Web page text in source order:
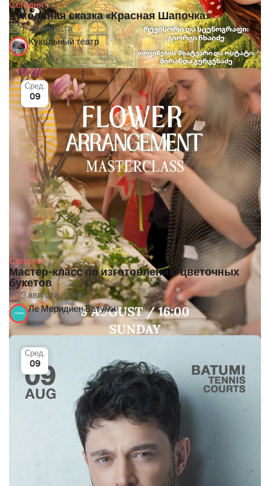
Сегодня
Кукольная сказка «Красная Шапочка»
1-30 августа
Кукольный театр
Сегодня
Мастер-класс по изготовлению цветочных
букетов
9 августа, 16:00
Сред.
09
Ле Меридиен Батуми
Сред.
09